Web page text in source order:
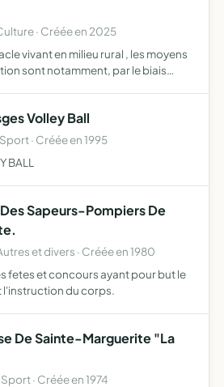
· Créée en 2025
vivant en milieu rural , les moyens
sont notamment, par le biais
Volley Ball
· Créée en 1995
BALL
Sapeurs-Pompiers De
et divers · Créée en 1980
fetes et concours ayant pour but le
du corps.
De Sainte-Marguerite "La
· Créée en 1974